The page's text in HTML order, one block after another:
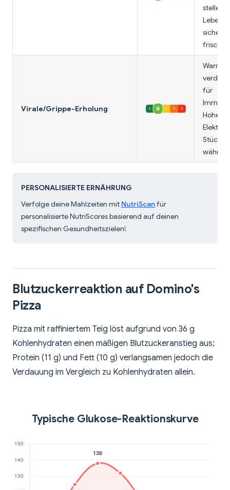
stelle
sicher
frisch).
Virale/Grippe-Erholung
Warm,
für
Hohes
Stücke
PERSONALISIERTE ERNÄHRUNG
Verfolge deine Mahlzeiten mit NutriScanfür
personalisierte NutriScores basierend auf deinen
spezifischen Gesundheitszielen!
Blutzuckerreaktion auf Domino's
Pizza
Pizza mit raffiniertem Teig löst aufgrund von 36 g
Kohlenhydraten einen mäßigen Blutzuckeranstieg aus;
Protein (11 g) und Fett (10 g) verlangsamen jedoch die
Verdauung im Vergleich zu Kohlenhydraten allein.
Typische Glukose-Reaktionskurve